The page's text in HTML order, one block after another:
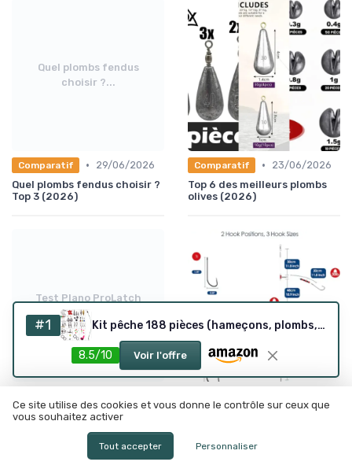
#1 Kit pêche 188 pièces (hameçons, plombs, émerillons, boîte)
8.5/10 Voir l'offre
Quel plombs fendus
choisir ?...
Comparatif •
29/06/2026
Quel plombs fendus choisir ?
Top 3 (2026)
Comparatif •
23/06/2026
Top 6 des meilleurs plombs
olives (2026)
Test Plano ProLatch
3700 StowAway...
Test Plano ProLatch 3700
plate qui fait (presque) tout
★★★★★
★★★★★
Ce site utilise des cookies et vous donne le contrôle sur ceux que
vous souhaitez activer
Tout accepter Personnaliser